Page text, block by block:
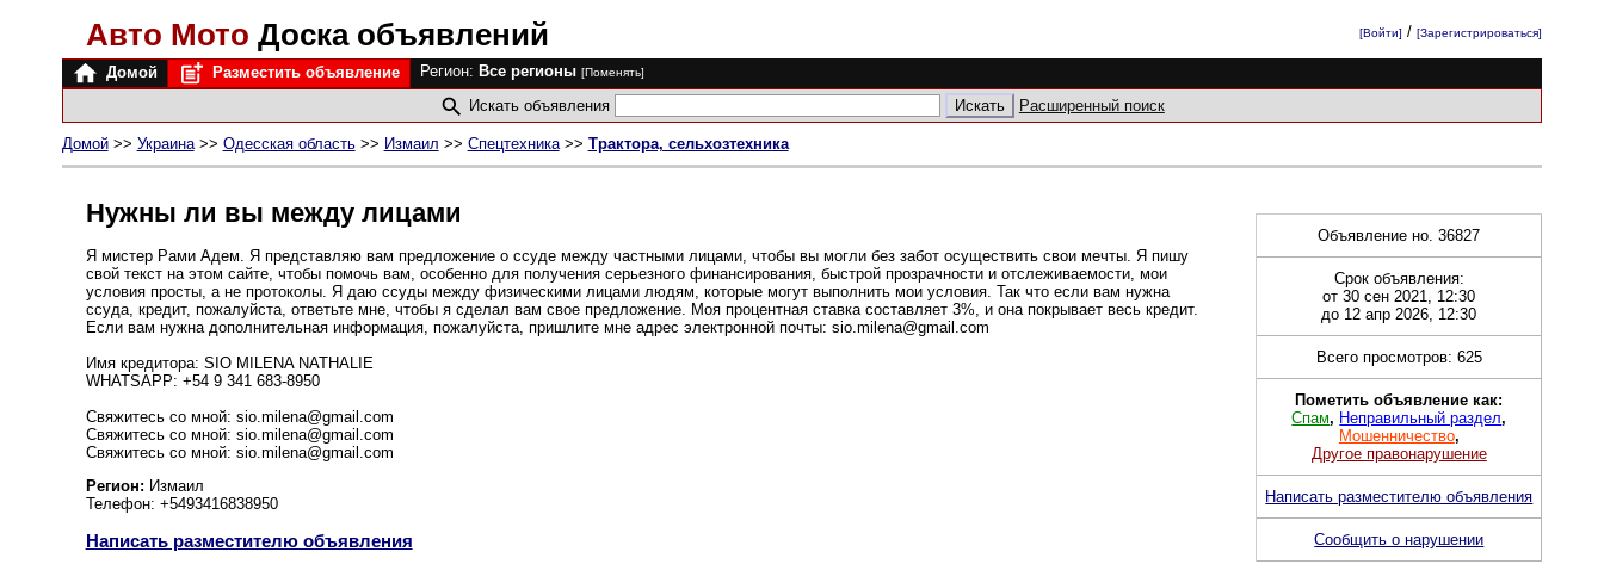
Авто Мото Доска объявлений [Войти] /[Зарегистрироваться]
Домой Разместить объявление Регион: Все регионы [Поменять]
Искать объявления Расширенный поиск
Домой>> Украина>> Одесская область>> Измаил >> Спецтехника>> Трактора, сельхозтехника
Нужны ли вы между лицами
Я мистер Рами Адем. Я представляю вам предложение о ссуде между частными лицами, чтобы вы могли без забот осуществить свои мечты. Я пишу
свой текст на этом сайте, чтобы помочь вам, особенно для получения серьезного финансирования, быстрой прозрачности и отслеживаемости, мои
условия просты, а не протоколы. Я даю ссуды между физическими лицами людям, которые могут выполнить мои условия. Так что если вам нужна
ссуда, кредит, пожалуйста, ответьте мне, чтобы я сделал вам свое предложение. Моя процентная ставка составляет 3%, и она покрывает весь кредит.
Если вам нужна дополнительная информация, пожалуйста, пришлите мне адрес электронной почты: sio.milena@gmail.com
Имя кредитора: SIO MILENA NATHALIE
WHATSAPP: +54 9 341 683-8950
Cвяжитесь со мной: sio.milena@gmail.com
Cвяжитесь со мной: sio.milena@gmail.com
Cвяжитесь со мной: sio.milena@gmail.com
Регион: Измаил
Телефон: +5493416838950
Написать разместителю объявления
Объявление но. 36827
Срок объявления:
от 30 сен 2021, 12:30
до 12 апр 2026, 12:30
Всего просмотров: 625
Пометить объявление как:
Спам, Неправильный раздел,
Мошенничество,
Другое правонарушение
Написать разместителю объявления
Сообщить о нарушении